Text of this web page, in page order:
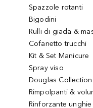
Spazzole rotanti
Bigodini
Rulli di giada &
Cofanetto trucchi
Kit & Set Manicure
Spray viso
Douglas Collection
Rimpolpanti &
Rinforzante unghie